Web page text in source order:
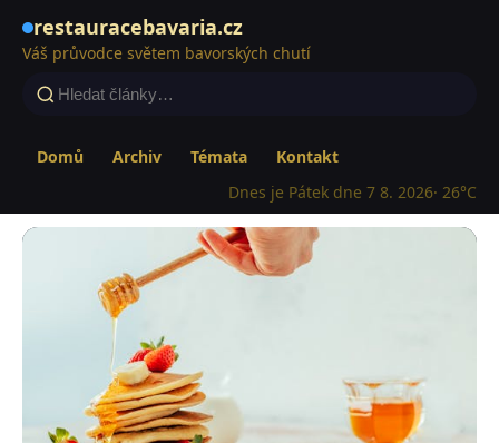
restauracebavaria.cz
Váš průvodce světem bavorských chutí
Domů Archiv Témata
Kontakt
Dnes je Pátek dne 7 8. 2026· 26°C